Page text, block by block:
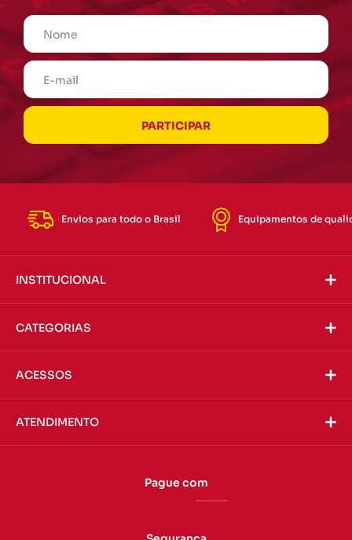
Envios para todo o Brasil Equipamentos de
INSTITUCIONAL
CATEGORIAS
ACESSOS
ATENDIMENTO
Pague com